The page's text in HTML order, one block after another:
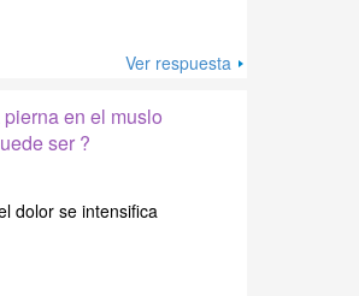
Ver respuesta
en el muslo
ser ?
dolor se intensifica